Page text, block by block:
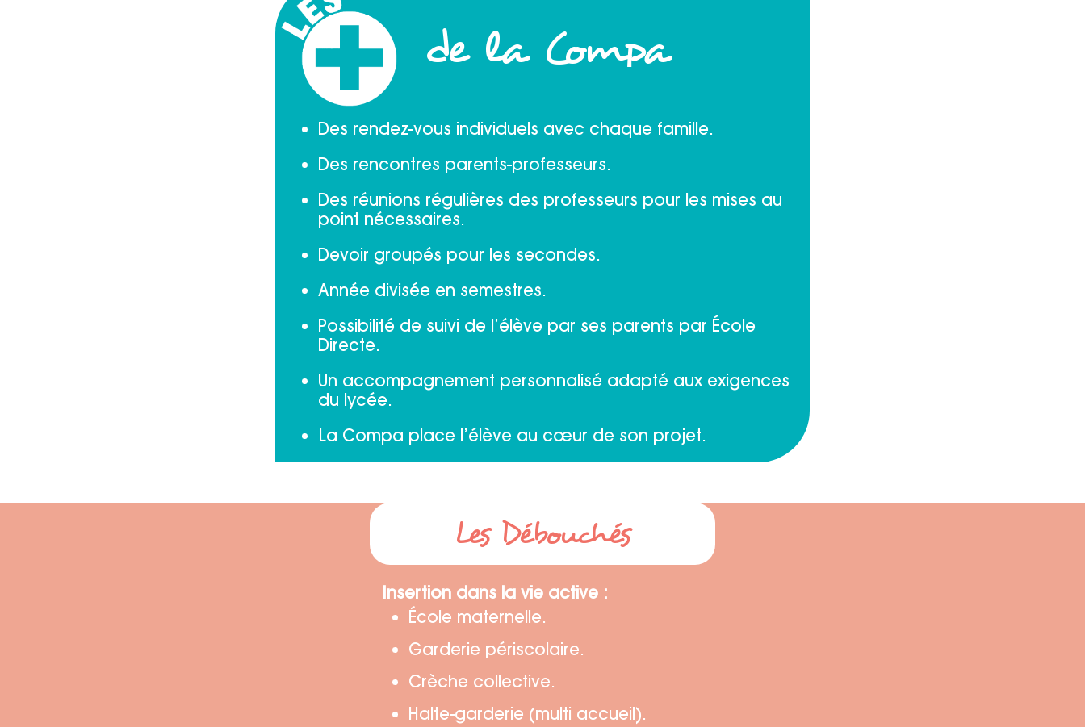
de la Compa
Des rendez-vous individuels avec chaque famille.
Des rencontres parents-professeurs.
Des réunions régulières des professeurs pour les mises au
point nécessaires.
Devoir groupés pour les secondes.
Année divisée en semestres.
Possibilité de suivi de l’élève par ses parents par École
Directe.
Un accompagnement personnalisé adapté aux exigences
du lycée.
La Compa place l’élève au cœur de son projet.
Les Débouchés
Insertion dans la vie active :
École maternelle.
Garderie périscolaire.
Crèche collective.
Halte-garderie (multi accueil).